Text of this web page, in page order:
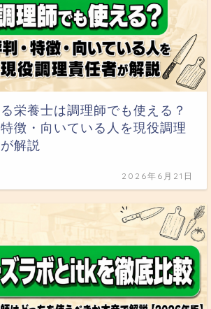
栄養士は調理師でも使える？
徴・向いている人を現役調理
解説
2026年6月21日